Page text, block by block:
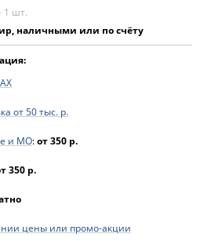
1 шт.
наличными или по счёту
от 50 тыс. р.
и МО:от 350 р.
350 р.
цены или промо-акции